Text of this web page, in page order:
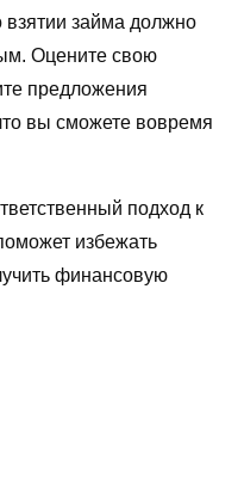
взятии займа должно
Оцените свою
предложения
вы сможете вовремя
подход к
избежать
финансовую